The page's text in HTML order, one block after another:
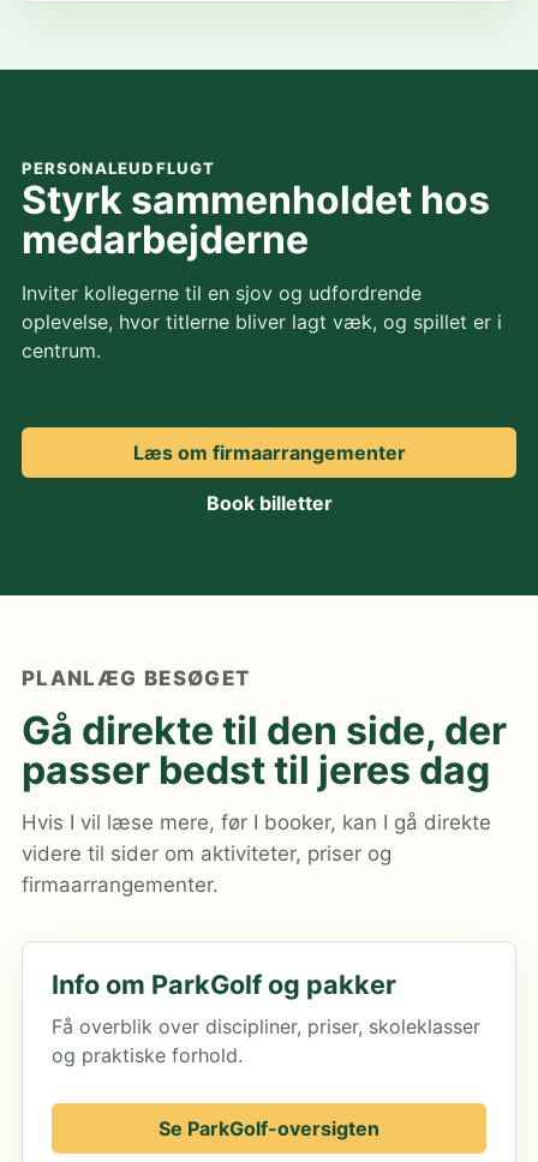
PERSONALEUDFLUGT
Styrk sammenholdet hos
medarbejderne
Inviter kollegerne til en sjov og udfordrende
oplevelse, hvor titlerne bliver lagt væk, og spillet er i
centrum.
Læs om firmaarrangementer
Book billetter
PLANLÆG BESØGET
Gå direkte til den side, der
passer bedst til jeres dag
Hvis I vil læse mere, før I booker, kan I gå direkte
videre til sider om aktiviteter, priser og
firmaarrangementer.
Info om ParkGolf og pakker
Få overblik over discipliner, priser, skoleklasser
og praktiske forhold.
Se ParkGolf-oversigten